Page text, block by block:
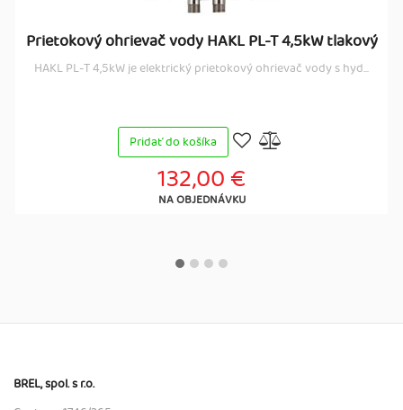
Prietokový ohrievač vody HAKL PL-T 4,5kW tlakový
HAKL PL-T 4,5kW je elektrický prietokový ohrievač vody s hyd...
Pridať do košíka
132,00 €
NA OBJEDNÁVKU
BREL, spol. s r.o.